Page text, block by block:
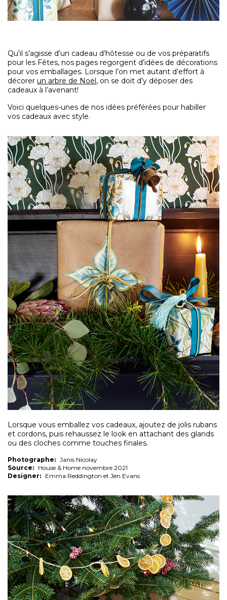
Qu’il s’agisse d’un cadeau d’hôtesse ou de vos préparatifs
pour les Fêtes, nos pages regorgent d’idées de décorations
pour vos emballages. Lorsque l’on met autant d’effort à
décorer un arbre de Noël, on se doit d’y déposer des
cadeaux à l’avenant!
Voici quelques-unes de nos idées préférées pour habiller
vos cadeaux avec style.
Lorsque vous emballez vos cadeaux, ajoutez de jolis rubans
et cordons, puis rehaussez le look en attachant des glands
ou des cloches comme touches finales.
Photographe: Janis Nicolay
Source: House & Home novembre 2021
Designer: Emma Reddington et Jen Evans